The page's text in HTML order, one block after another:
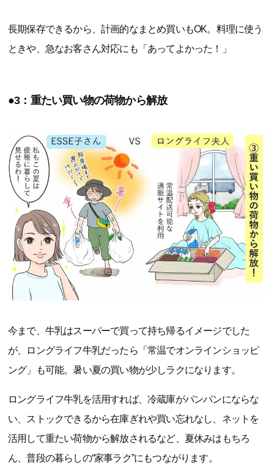
長期保存できるから、計画的なまとめ買いもOK。料理に使う
ときや、急なお客さん対応にも「あってよかった！」
●3：重たい買い物の荷物から解放
今まで、牛乳はスーパーで買って持ち帰るイメージでした
が、ロングライフ牛乳だったら「常温でオンラインショッピ
ング」も可能。暑い夏の買い物が少しラクになります。
ロングライフ牛乳を活用すれば、冷蔵庫がパンパンにならな
い、ストックできるから在庫ぎれや買い忘れなし、ネットを
活用して重たい荷物から解放されるなど、夏休みはもちろ
ん、普段の暮らしの“家事ラク”にもつながります。